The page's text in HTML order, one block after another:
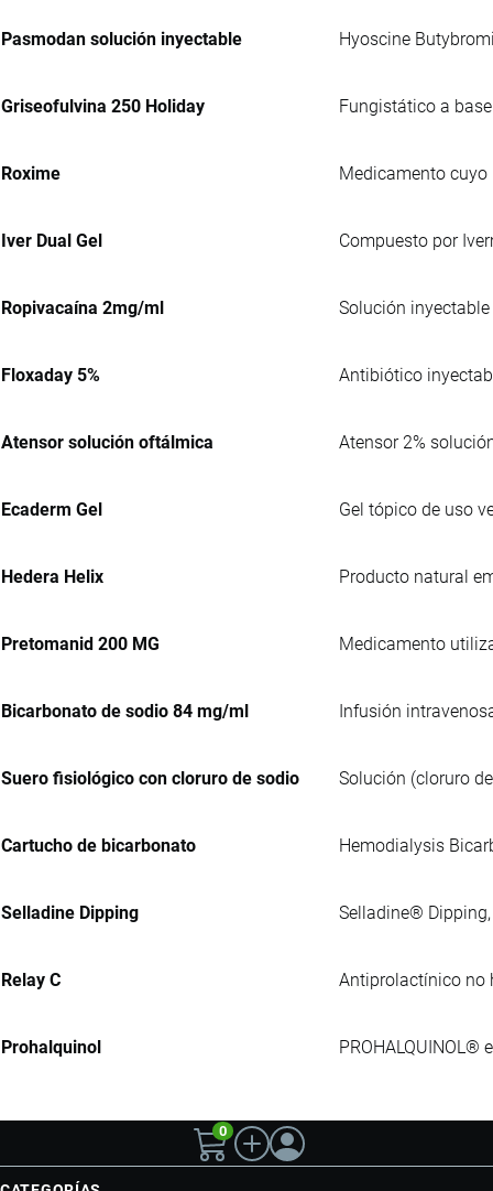
Pasmodan solución inyectable Hyoscine
Griseofulvina 250 Holiday Fungistático a
Roxime Medicamento
Iver Dual Gel Compuesto por
Ropivacaína 2mg/ml Solución
Floxaday 5% Antibiótico
Atensor solución oftálmica Atensor 2%
Ecaderm Gel Gel tópico de uso
Hedera Helix Producto natural
Pretomanid 200 MG Medicamento
Bicarbonato de sodio 84 mg/ml Infusión
Suero fisiológico con cloruro de sodio Solución (cloruro
Cartucho de bicarbonato Hemodialysis
Selladine Dipping Selladine®
Relay C Antiprolactínico no
Prohalquinol
0